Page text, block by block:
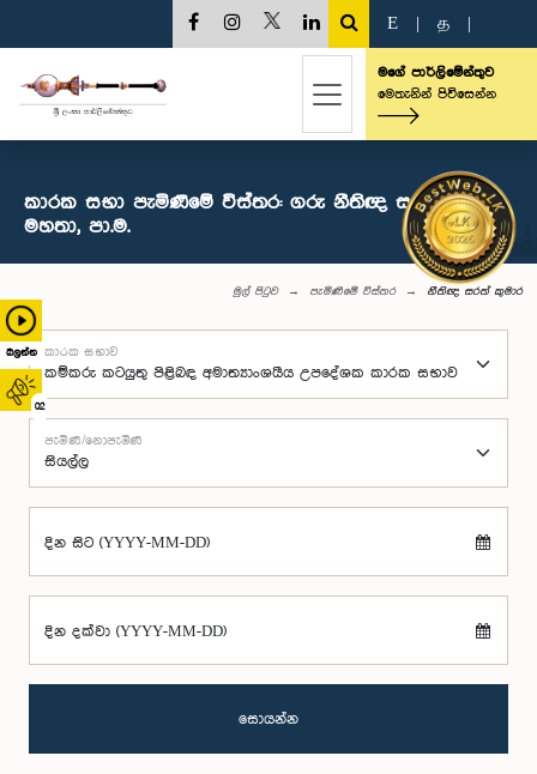
බලන්න
02
E த
මගේ පාර්ලිමේන්තුව
මෙතැනින් පිවිසෙන්න
කාරක සභා පැමිණීමේ විස්තර: ගරු නීතිඥ සරත් කුමාර
මහතා, පා.ම.
මුල් පිටුව පැමිණීමේ විස්තර නීතිඥ සරත් කුමාර
කාරක සභාව
පැමිණි/නොපැමිණි
දින සිට (YYYY-MM-DD)
දින දක්වා (YYYY-MM-DD)
සොයන්න